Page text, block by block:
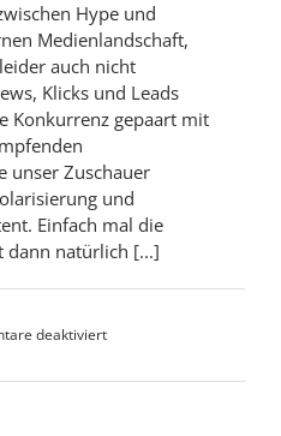
Hype und
Medienlandschaft,
auch nicht
Klicks und Leads
Konkurrenz gepaart mit
unser Zuschauer
und
Einfach mal die
dann natürlich [...]
deaktiviertfür
verstehen